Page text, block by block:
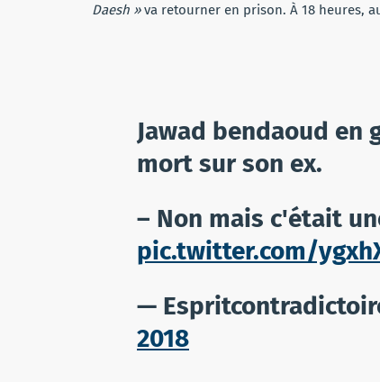
Daesh »va retourner en prison. À 18 heures,
Jawad bendaoud en
mort sur son ex.
– Non mais c'était
pic.twitter.com/
—
2018